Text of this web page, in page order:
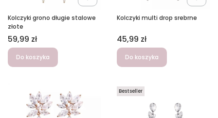
Kolczyki grono długie stalowe
złote
Cena
59,99 zł
Do koszyka
Kolczyki multi drop srebrne
Cena
45,99 zł
Do koszyka
Bestseller